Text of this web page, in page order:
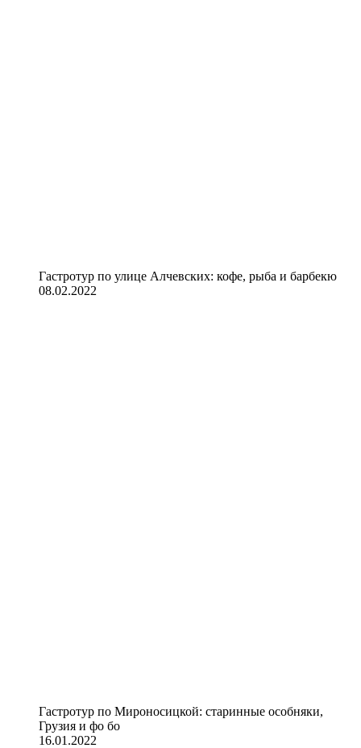
Гастротур по улице Алчевских: кофе, рыба и барбекю
08.02.2022
Гастротур по Мироносицкой: старинные особняки,
Грузия и фо бо
16.01.2022